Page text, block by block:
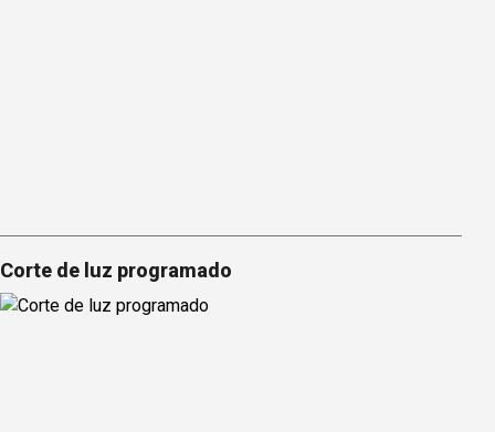
Corte de luz programado